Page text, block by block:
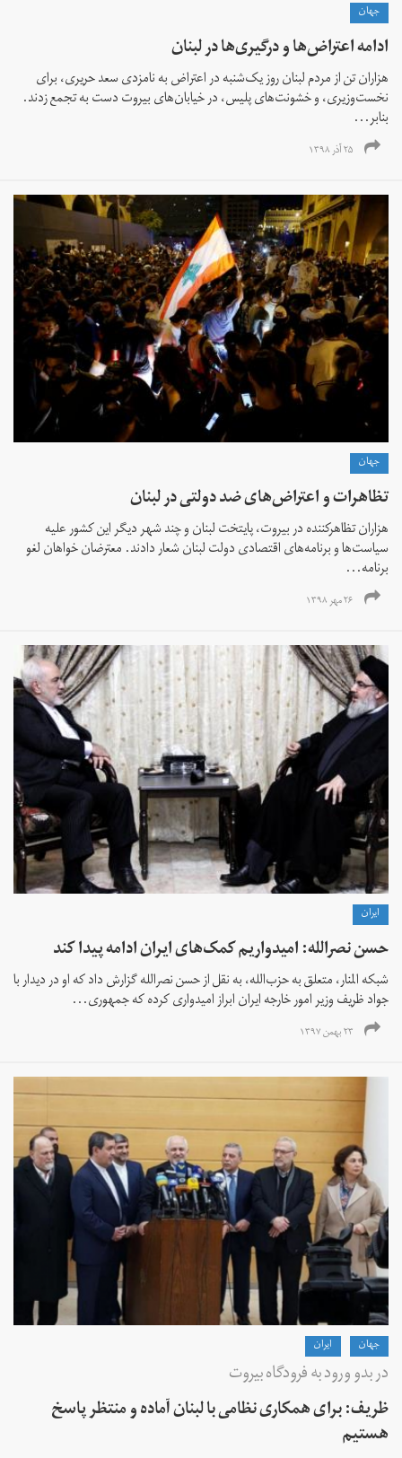
جهان
ادامه اعتراض‌‌ها و درگیری‌ها در لبنان
هزاران تن از مردم لبنان روز یک‌شنبه در اعتراض به نامزدی سعد حریری، برای
نخست‌وزیری، و خشونت‌های پلیس، در خیابان‌های بیروت دست به تجمع زدند.
بنابر...
۲۵ آذر ۱۳۹۸
جهان
تظاهرات و اعتراض‌های ضد دولتی در لبنان
هزاران تظاهرکننده در بیروت، پایتخت لبنان و چند شهر دیگر این کشور علیه
سیاست‌ها و برنامه‌های اقتصادی دولت لبنان شعار دادند. معترضان خواهان لغو
برنامه...
۲۶ مهر ۱۳۹۸
ايران
حسن نصرالله: امیدواریم کمک‌های ایران ادامه پیدا کند
شبکه المنار، متعلق به حزب‌الله، به نقل از حسن نصر‌الله گزارش داد که او در دیدار با
جواد ظریف وزیر امور خارجه ایران ابراز امیدواری کرده که جمهوری...
۲۳ بهمن ۱۳۹۷
جهان ايران
در بدو ورود به فرودگاه بیروت
ظریف: برای همکاری‌ نظامی با لبنان آماده و منتظر پاسخ
هستیم